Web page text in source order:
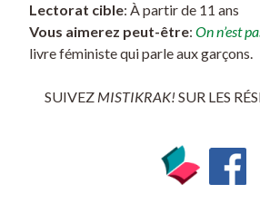
Lectorat cible: À partir de 11 ans
Vous aimerez peut-être: On n’est
livre féministe qui parle aux garçons.
SUIVEZ MISTIKRAK! SUR LES